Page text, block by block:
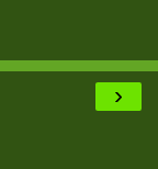
›